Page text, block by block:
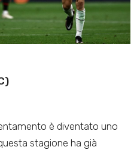
è diventato uno
stagione ha già